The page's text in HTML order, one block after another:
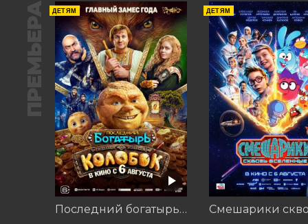
ПРЕМЬЕРА ДЕТЯМ
Последний богатырь. Колобок
ДЕТЯМ